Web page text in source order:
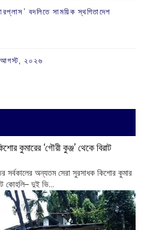
বদলিতে সাময়িক স্থগিতাদেশ
২০২৬
কুমারের ‘গৌরী কুঞ্জ’ থেকে বিরাট
সর্বকালের অন্যতম সেরা সুরসাধক কিশোর কুমার
কোহলি– ‌দুই ভি...